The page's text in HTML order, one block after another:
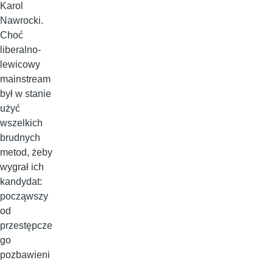
Karol
Nawrocki.
Choć
liberalno-
lewicowy
mainstream
był w stanie
użyć
wszelkich
brudnych
metod, żeby
wygrał ich
kandydat:
począwszy
od
przestępcze
go
pozbawieni